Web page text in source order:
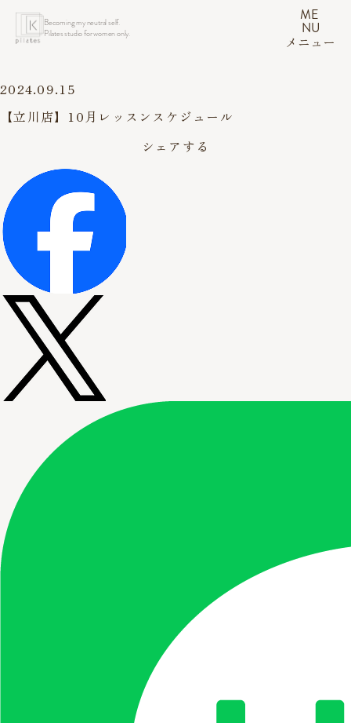
Becoming my neutral self.
Pilates studio for women only.
ME
NU
メニュー
2024.09.15
【立川店】10月レッスンスケジュール
シェアする